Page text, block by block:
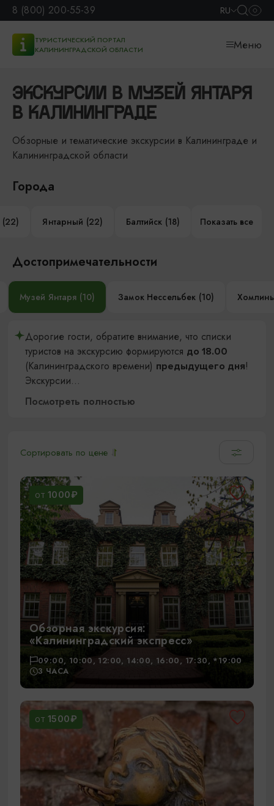
8 (800) 200-55-39 RU
ТУРИСТИЧЕСКИЙ ПОРТАЛ
КАЛИНИНГРАДСКОЙ ОБЛАСТИ
Меню
ЭКСКУРСИИ В МУЗЕЙ ЯНТАРЯ
В КАЛИНИНГРАДЕ
Обзорные и тематические экскурсии в Калининграде и
Калининградской области
Города
(22) Янтарный (22) Балтийск (18) Показать все
Достопримечательности
Музей Янтаря (10) Замок Нессельбек (10)
Дорогие гости, обратите внимание, что списки
туристов на экскурсию формируются до 18.00
(Калининградского времени) предыдущего дня!
Экскурсии...
Посмотреть полностью
Сортировать по цене
ОТ 1000₽
Обзорная экскурсия:
«Калининградский экспресс»
09:00, 10:00, 12:00, 14:00, 16:00, 17:30, *19:00
3 ЧАСА
ОТ 1500₽